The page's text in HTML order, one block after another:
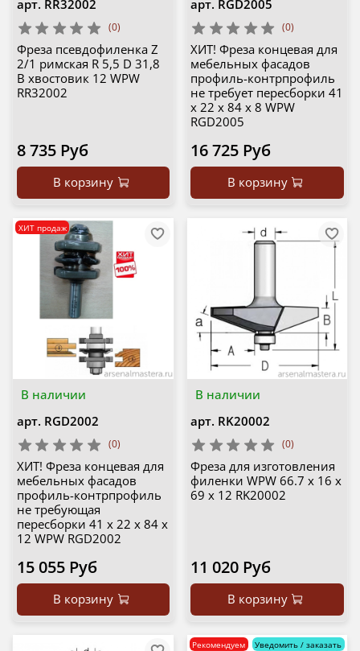
арт. RR32002
(0)
Фреза псевдофиленка Z
2/1 римская R 5,5 D 31,8
B хвостовик 12 WPW
RR32002
8 735 Руб
В корзину
арт. RGD2005
(0)
ХИТ! Фреза концевая для
мебельных фасадов
профиль-контрпрофиль
не требует пересборки 41
x 22 x 84 x 8 WPW
RGD2005
16 725 Руб
В корзину
В наличии
ХИТ продаж
арт. RGD2002
(0)
ХИТ! Фреза концевая для
мебельных фасадов
профиль-контрпрофиль
не требующая
пересборки 41 x 22 x 84 x
12 WPW RGD2002
15 055 Руб
В корзину
В наличии
арт. RK20002
(0)
Фреза для изготовления
филенки WPW 66.7 x 16 x
69 x 12 RK20002
11 020 Руб
В корзину
Рекомендуем Уведомить / заказать